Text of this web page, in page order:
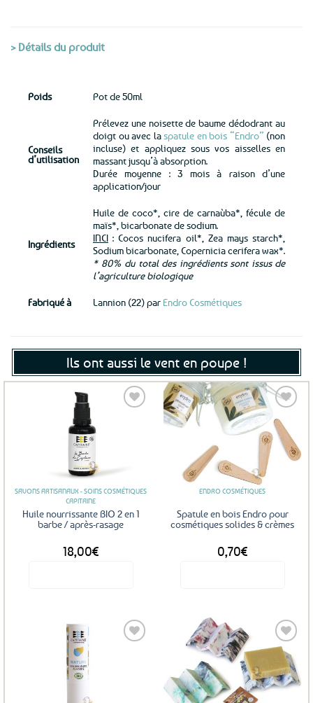
> Détails du produit
Poids Pot de 50ml
Conseils
d’utilisation
Prélevez une noisette de baume dédodrant au
doigt ou avec laspatule en bois “Endro” (non
incluse) et appliquez sous vos aisselles en
massant jusqu’à absorption.
Durée moyenne : 3 mois à raison d’une
application/jour
Ingrédients
Huile de coco*, cire de carnaùba*, fécule de
maïs*, bicarbonate de sodium.
INCI : Cocos nucifera oil*, Zea mays starch*,
Sodium bicarbonate, Copernicia cerifera wax*.
* 80% du total des ingrédients sont issus de
l’agriculture biologique
Fabriqué à Lannion (22) par Endro Cosmétiques
Ils ont aussi le vent en poupe !
SAVONS ARTISANAUX - SOINS COSMÉTIQUES
CAPITAINE
Huile nourrissante BIO 2 en 1
barbe / après-rasage
18,00€
Ajouter
aux
favoris
ENDRO COSMÉTIQUES
Spatule en bois Endro pour
cosmétiques solides & crèmes
0,70€
Ajouter
aux